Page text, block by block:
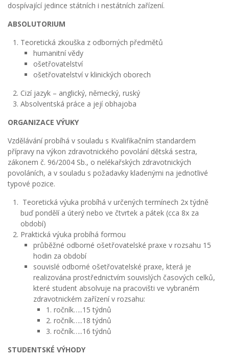
dospívající jedince státních i nestátních zařízení.
ABSOLUTORIUM
Teoretická zkouška z odborných předmětů
humanitní vědy
ošetřovatelství
ošetřovatelství v klinických oborech
Cizí jazyk – anglický, německý, ruský
Absolventská práce a její obhajoba
ORGANIZACE VÝUKY
Vzdělávání probíhá v souladu s Kvalifikačním standardem
přípravy na výkon zdravotnického povolání dětská sestra,
zákonem č. 96/2004 Sb., o nelékařských zdravotnických
povoláních, a v souladu s požadavky kladenými na jednotlivé
typové pozice.
Teoretická výuka probíhá v určených termínech 2x týdně
buď pondělí a úterý nebo ve čtvrtek a pátek (cca 8x za
období)
Praktická výuka probíhá formou
průběžné odborné ošetřovatelské praxe v rozsahu 15
hodin za období
souvislé odborné ošetřovatelské praxe, která je
realizována prostřednictvím souvislých časových celků,
které student absolvuje na pracovišti ve vybraném
zdravotnickém zařízení v rozsahu:
1. ročník…..15 týdnů
2. ročník…..18 týdnů
3. ročník…..16 týdnů
STUDENTSKÉ VÝHODY